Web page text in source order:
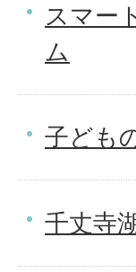
スマー
ム
子ども
千丈寺